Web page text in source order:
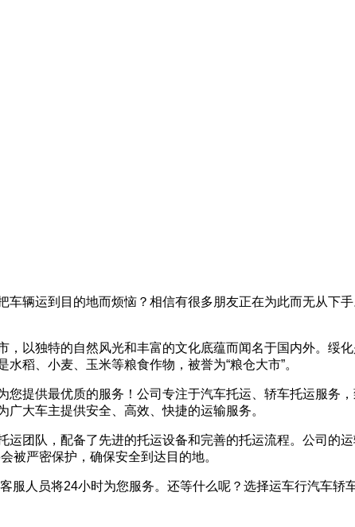
辆运到目的地而烦恼？相信有很多朋友正在为此而无从下
以独特的自然风光和丰富的文化底蕴而闻名于国内外。绥
稻、小麦、玉米等粮食作物，被誉为“粮仓大市”。
提供最优质的服务！公司专注于汽车托运、轿车托运服务
大车主提供安全、高效、快捷的运输服务。
团队，配备了先进的托运设备和完善的托运流程。公司的
被严密保护，确保安全到达目的地。
人员将24小时为您服务。还等什么呢？选择运车行汽车轿